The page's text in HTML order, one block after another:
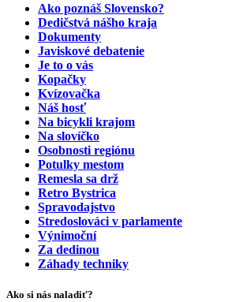
Ako poznáš Slovensko?
Dedičstvá nášho kraja
Dokumenty
Javiskové debatenie
Je to o vás
Kopačky
Kvízovačka
Náš hosť
Na bicykli krajom
Na slovíčko
Osobnosti regiónu
Potulky mestom
Remesla sa drž
Retro Bystrica
Spravodajstvo
Stredoslováci v parlamente
Výnimoční
Za dedinou
Záhady techniky
Ako si nás naladiť?